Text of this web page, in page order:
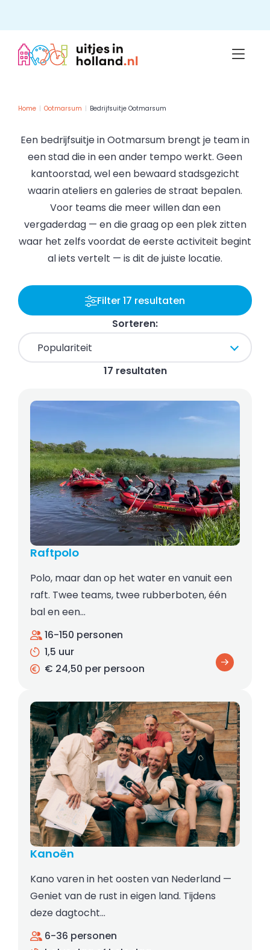
content
Home Ootmarsum Bedrijfsuitje Ootmarsum
Een bedrijfsuitje in Ootmarsum brengt je team in
een stad die in een ander tempo werkt. Geen
kantoorstad, wel een bewaard stadsgezicht
waarin ateliers en galeries de straat bepalen.
Voor teams die meer willen dan een
vergaderdag — en die graag op een plek zitten
waar het zelfs voordat de eerste activiteit begint
al iets vertelt — is dit de juiste locatie.
Filter 17 resultaten
17 resultaten
Sorteren:
Raftpolo
Polo, maar dan op het water en vanuit een
raft. Twee teams, twee rubberboten, één
bal en een…
16-150 personen
1,5 uur
€ 24,50 per persoon
Kanoën
Kano varen in het oosten van Nederland —
Geniet van de rust in eigen land. Tijdens
deze dagtocht…
6-36 personen